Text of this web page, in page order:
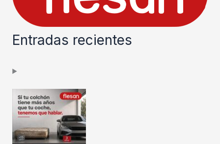
Entradas recientes